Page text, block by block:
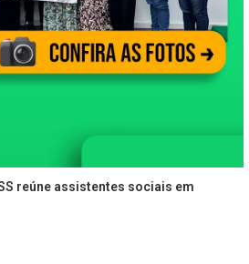
reúne assistentes sociais em